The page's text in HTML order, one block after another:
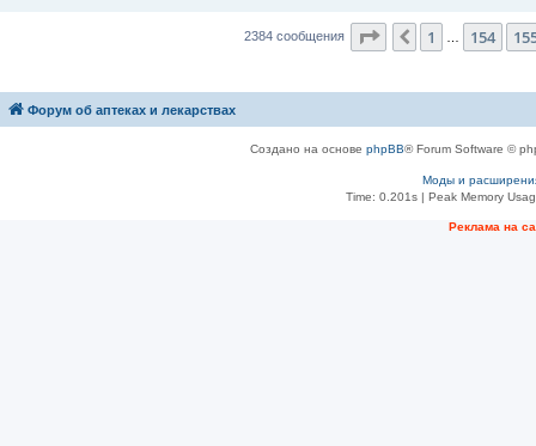
2384 сообщения Страница 156из
Пред.
1 154
Форум об аптеках и лекарствах
Создано на основе phpBB® Forum Software ©
Моды и
Time: 0.201s| Peak Memory
Рeклама на